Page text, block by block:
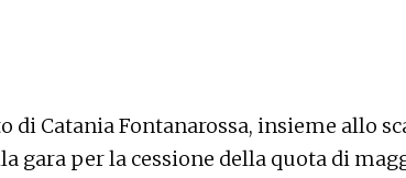
di Catania Fontanarossa, insieme allo
gara per la cessione della quota di